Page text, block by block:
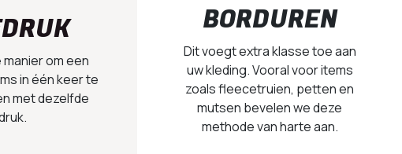
om een
in één keer te
met dezelfde
BORDUREN
Dit voegt extra klasse toe aan
uw kleding. Vooral voor items
zoals fleecetruien, petten en
mutsen bevelen we deze
methode van harte aan.